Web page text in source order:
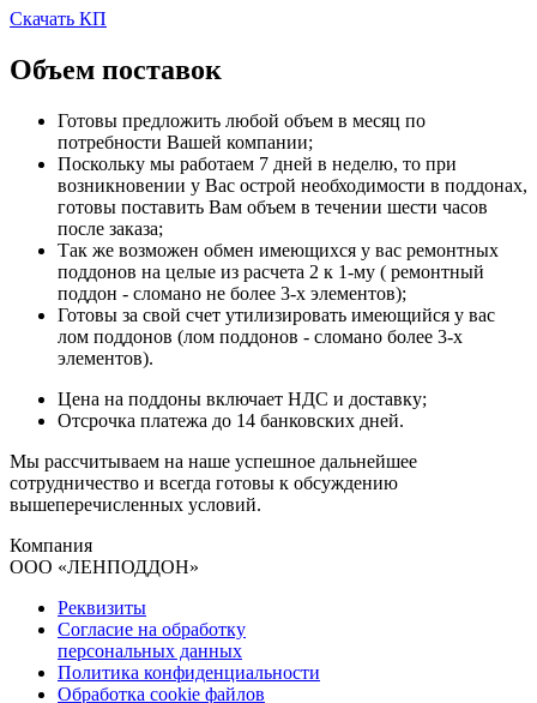
Скачать КП
Объем поставок
Готовы предложить любой объем в месяц по
потребности Вашей компании;
Поскольку мы работаем 7 дней в неделю, то при
возникновении у Вас острой необходимости в поддонах,
готовы поставить Вам объем в течении шести часов
после заказа;
Так же возможен обмен имеющихся у вас ремонтных
поддонов на целые из расчета 2 к 1-му ( ремонтный
поддон - сломано не более 3-х элементов);
Готовы за свой счет утилизировать имеющийся у вас
лом поддонов (лом поддонов - сломано более 3-х
элементов).
Цена на поддоны включает НДС и доставку;
Отсрочка платежа до 14 банковских дней.
Мы расcчитываем на наше успешное дальнейшее
сотрудничество и всегда готовы к обсуждению
вышеперечисленных условий.
Компания
ООО «ЛЕНПОДДОН»
Реквизиты
Согласие на обработку
персональных данных
Политика конфиденциальности
Обработка cookie файлов